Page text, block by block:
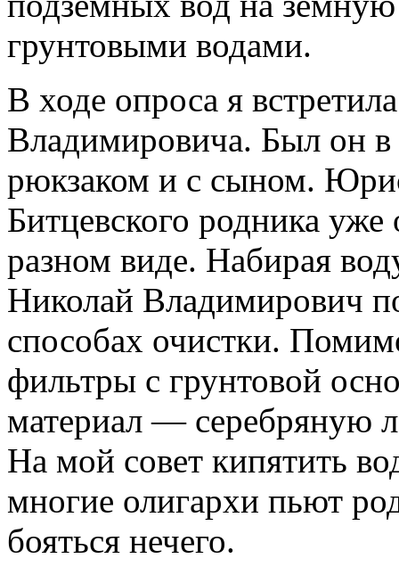
грунтовыми водами.
В ходе опроса я
Владимировича. Был он
рюкзаком и с сыном.
Битцевского родника
разном виде. Набирая
Николай Владимирович
способах очистки.
фильтры с грунтовой
материал — серебряную
На мой совет кипятить
многие олигархи пьют
бояться нечего.